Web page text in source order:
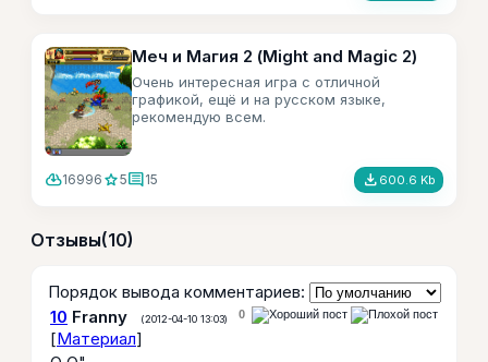
Меч и Магия 2 (Might and Magic 2)
Очень интересная игра с отличной
графикой, ещё и на русском языке,
рекомендую всем.
cloud_download16996 star5comment15 file_download 600.6 Kb
Отзывы(10)
Порядок вывода комментариев:
0
10 Franny (2012-04-10 13:03)
[Материал]